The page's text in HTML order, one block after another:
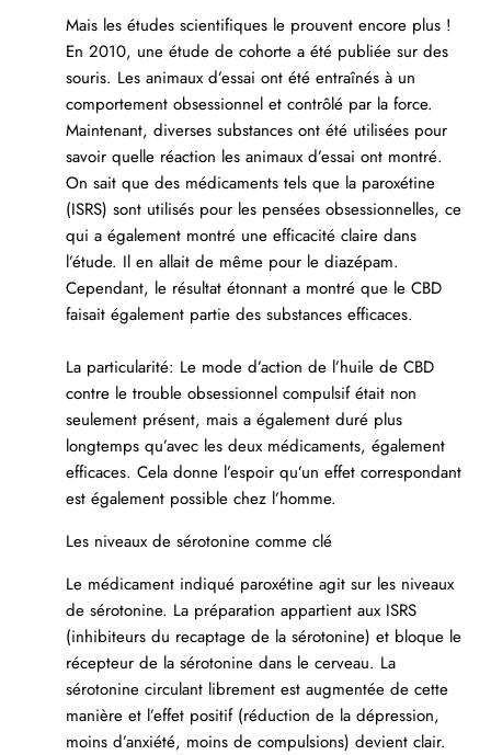
Mais les études scientifiques le prouvent encore plus !
En 2010, une étude de cohorte a été publiée sur des
souris. Les animaux d’essai ont été entraînés à un
comportement obsessionnel et contrôlé par la force.
Maintenant, diverses substances ont été utilisées pour
savoir quelle réaction les animaux d’essai ont montré.
On sait que des médicaments tels que la paroxétine
(ISRS) sont utilisés pour les pensées obsessionnelles, ce
qui a également montré une efficacité claire dans
l’étude. Il en allait de même pour le diazépam.
Cependant, le résultat étonnant a montré que le CBD
faisait également partie des substances efficaces.
La particularité: Le mode d’action de l’huile de CBD
contre le trouble obsessionnel compulsif était non
seulement présent, mais a également duré plus
longtemps qu’avec les deux médicaments, également
efficaces. Cela donne l’espoir qu’un effet correspondant
est également possible chez l’homme.
Les niveaux de sérotonine comme clé
Le médicament indiqué paroxétine agit sur les niveaux
de sérotonine. La préparation appartient aux ISRS
(inhibiteurs du recaptage de la sérotonine) et bloque le
récepteur de la sérotonine dans le cerveau. La
sérotonine circulant librement est augmentée de cette
manière et l’effet positif (réduction de la dépression,
moins d’anxiété, moins de compulsions) devient clair.